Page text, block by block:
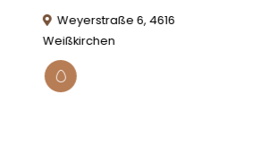
Weyerstraße 6, 4616
Weißkirchen